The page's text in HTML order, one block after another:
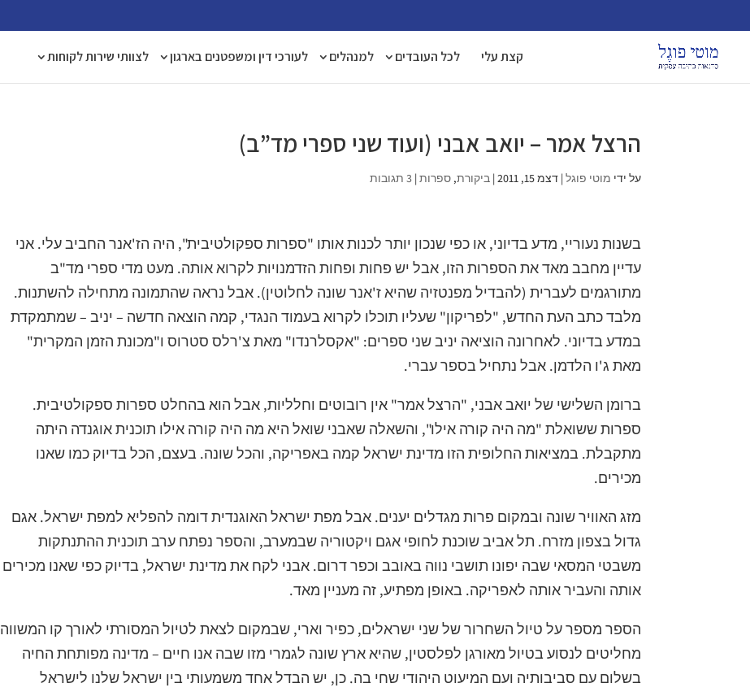
קצת עלי לכל העובדים למנהלים לעורכי דין ומשפטנים בארגון לצוותי שירות לקוחות
הרצל אמר – יואב אבני (ועוד שני ספרי מד”ב)
על ידי מוטי פוגל|דצמ 15, 2011 |ביקורת,ספרות|3 תגובות
בשנות נעוריי, מדע בדיוני, או כפי שנכון יותר לכנות אותו "ספרות ספקולטיבית", היה הז'אנר החביב עלי. אני
עדיין מחבב מאד את הספרות הזו, אבל יש פחות ופחות הזדמנויות לקרוא אותה. מעט מדי ספרי מד"ב
מתורגמים לעברית (להבדיל מפנטזיה שהיא ז'אנר שונה לחלוטין). אבל נראה שהתמונה מתחילה להשתנות.
מלבד כתב העת החדש, "לפריקון" שעליו תוכלו לקרוא בעמוד הנגדי, קמה הוצאה חדשה – יניב – שמתמקדת
במדע בדיוני. לאחרונה הוציאה יניב שני ספרים: "אקסלרנדו" מאת צ'רלס סטרוס ו"מכונת הזמן המקרית"
מאת ג'ו הלדמן. אבל נתחיל בספר עברי.
ברומן השלישי של יואב אבני, "הרצל אמר" אין רובוטים וחלליות, אבל הוא בהחלט ספרות ספקולטיבית.
ספרות ששואלת "מה היה קורה אילו", והשאלה שאבני שואל היא מה היה קורה אילו תוכנית אוגנדה היתה
מתקבלת. במציאות החלופית הזו מדינת ישראל קמה באפריקה, והכל שונה. בעצם, הכל בדיוק כמו שאנו
מכירים.
מזג האוויר שונה ובמקום פרות מגדלים יענים. אבל מפת ישראל האוגנדית דומה להפליא למפת ישראל. אגם
גדול בצפון מזרח. תל אביב שוכנת לחופי אגם ויקטוריה שבמערב, והספר נפתח ערב תוכנית ההתנתקות
משבטי המסאי שבה יפונו תושבי נווה באובב וכפר דרום. אבני לקח את מדינת ישראל, בדיוק כפי שאנו מכירים
אותה והעביר אותה לאפריקה. באופן מפתיע, זה מעניין מאד.
הספר מספר על טיול השחרור של שני ישראלים, כפיר וארי, שבמקום לצאת לטיול המסורתי לאורך קו המשווה
מחליטים לנסוע בטיול מאורגן לפלסטין, שהיא ארץ שונה לגמרי מזו שבה אנו חיים – מדינה מפותחת החיה
בשלום עם סביבותיה ועם המיעוט היהודי שחי בה. כן, יש הבדל אחד משמעותי בין ישראל שלנו לישראל